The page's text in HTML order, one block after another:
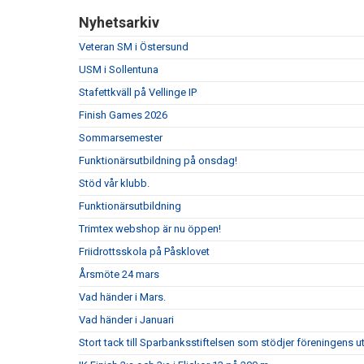
Nyhetsarkiv
Veteran SM i Östersund
USM i Sollentuna
Stafettkväll på Vellinge IP
Finish Games 2026
Sommarsemester
Funktionärsutbildning på onsdag!
Stöd vår klubb.
Funktionärsutbildning
Trimtex webshop är nu öppen!
Friidrottsskola på Påsklovet
Årsmöte 24 mars
Vad händer i Mars.
Vad händer i Januari
Stort tack till Sparbanksstiftelsen som stödjer föreningens